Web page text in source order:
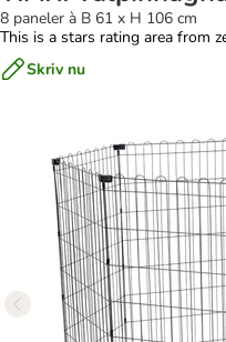
8 paneler à B 61 x H 106 cm
This is a stars rating area from
Skriv nu